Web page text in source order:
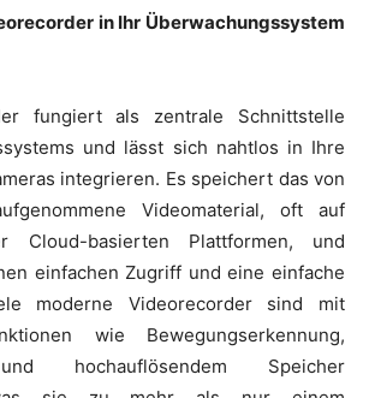
in Ihr Überwachungssystem
fungiert als zentrale Schnittstelle
und lässt sich nahtlos in Ihre
integrieren. Es speichert das von
Videomaterial, oft auf
Cloud-basierten Plattformen, und
einfachen Zugriff und eine einfache
moderne Videorecorder sind mit
wie Bewegungserkennung,
hochauflösendem Speicher